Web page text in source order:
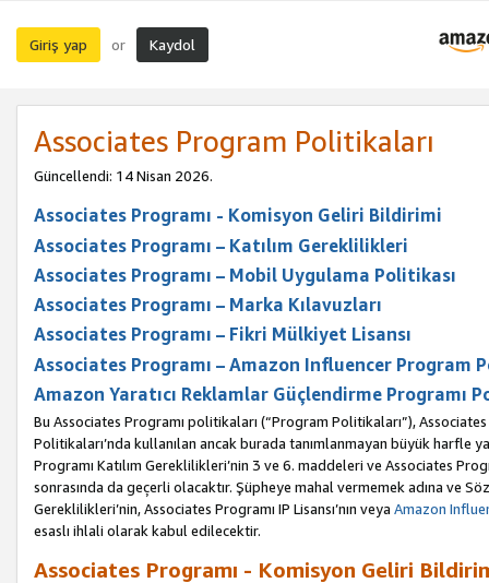
Giriş yap or Kaydol
Associates Program Politikaları
Güncellendi: 14 Nisan 2026.
Associates Programı - Komisyon Geliri Bildirimi
Associates Programı – Katılım Gereklilikleri
Associates Programı – Mobil Uygulama Politikası
Associates Programı – Marka Kılavuzları
Associates Programı – Fikri Mülkiyet Lisansı
Associates Programı – Amazon Influencer Program
Amazon Yaratıcı Reklamlar Güçlendirme Programı
Bu Associates Programı politikaları (“Program Politikaları”),
Politikaları’nda kullanılan ancak burada tanımlanmayan büyük harfle
Programı Katılım Gereklilikleri’nin 3 ve 6. maddeleri ve Associates
sonrasında da geçerli olacaktır. Şüpheye mahal vermemek adına ve
Gereklilikleri’nin, Associates Programı IP Lisansı’nın veya Amazon
esaslı ihlali olarak kabul edilecektir.
Associates Programı - Komisyon Geliri